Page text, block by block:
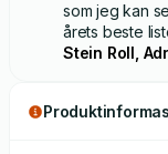
som jeg kan
årets beste
Stein Roll,